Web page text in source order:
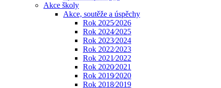
Akce školy
Akce, soutěže a úspěchy
Rok 2025⁄2026
Rok 2024⁄2025
Rok 2023⁄2024
Rok 2022⁄2023
Rok 2021⁄2022
Rok 2020⁄2021
Rok 2019⁄2020
Rok 2018⁄2019